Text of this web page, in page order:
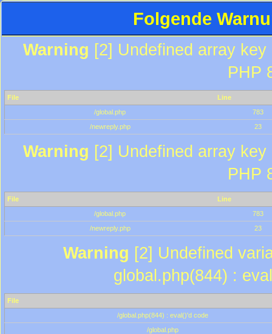
Folgende
Warning [2] Undefined array
PHP
File
Line
/global.php
783
/newreply.php
23
Warning [2] Undefined array
PHP
File
Line
/global.php
783
/newreply.php
23
Warning [2] Undefined
global.php(844) :
File
/global.php(844) : eval()'d code
/global.php